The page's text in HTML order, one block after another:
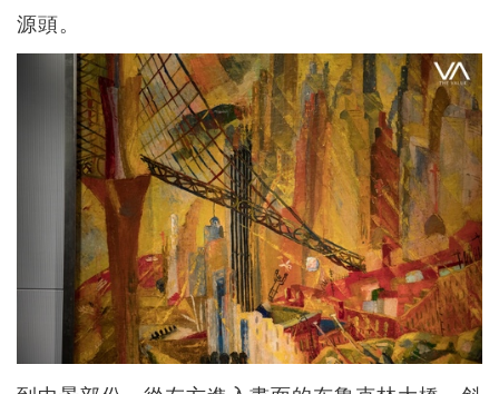
源頭。